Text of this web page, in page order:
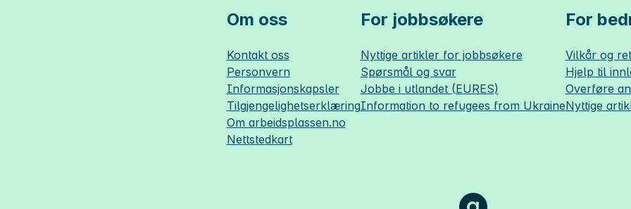
Om oss
Kontakt oss
Personvern
Informasjonskapsler
Tilgjengelighetserklæring
Om arbeidsplassen.no
Nettstedkart
For jobbsøkere
Nyttige artikler for jobbsøkere
Spørsmål og svar
Jobbe i utlandet (EURES)
Information to refugees from Ukraine
For
Vilkår og
Hjelp til
Overføre
Nyttige